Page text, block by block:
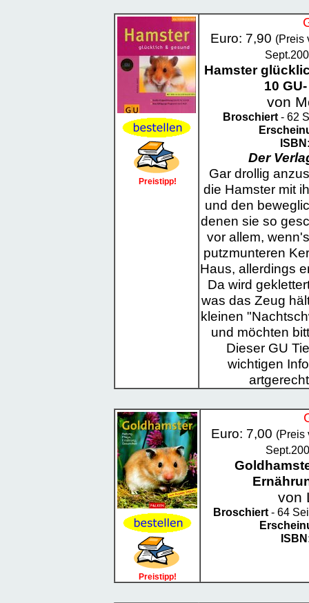
Preistipp!
Euro: 7,90 (Preis
Hamster
10
von
Broschiert - 62
Der
Gar drollig
die Hamster mit
und den
denen sie so
vor allem,
putzmunteren
Haus, allerdings
Da wird
was das Zeug
kleinen
und möchten
Dieser GU
wichtigen
Preistipp!
Euro: 7,00 (Preis
von
Broschiert - 64